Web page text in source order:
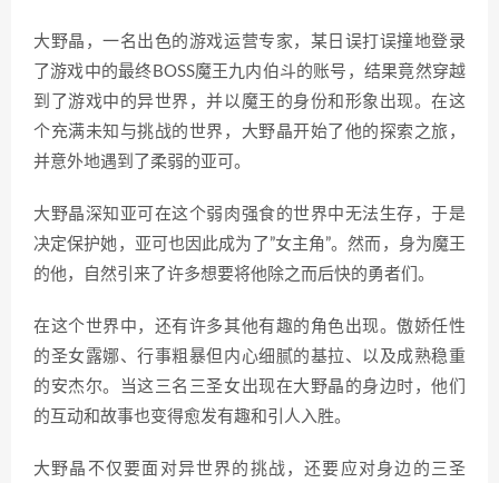
大野晶，一名出色的游戏运营专家，某日误打误撞地登录
了游戏中的最终BOSS魔王九内伯斗的账号，结果竟然穿越
到了游戏中的异世界，并以魔王的身份和形象出现。在这
个充满未知与挑战的世界，大野晶开始了他的探索之旅，
并意外地遇到了柔弱的亚可。
大野晶深知亚可在这个弱肉强食的世界中无法生存，于是
决定保护她，亚可也因此成为了”女主角”。然而，身为魔王
的他，自然引来了许多想要将他除之而后快的勇者们。
在这个世界中，还有许多其他有趣的角色出现。傲娇任性
的圣女露娜、行事粗暴但内心细腻的基拉、以及成熟稳重
的安杰尔。当这三名三圣女出现在大野晶的身边时，他们
的互动和故事也变得愈发有趣和引人入胜。
大野晶不仅要面对异世界的挑战，还要应对身边的三圣